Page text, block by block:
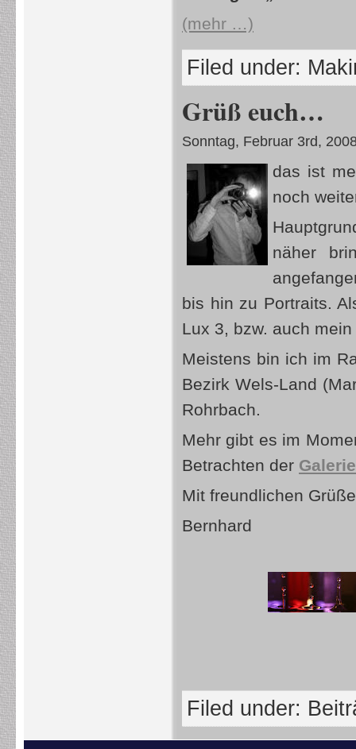
(mehr …)
Filed under:
Grüß euch…
Sonntag, Februar 3rd,
das ist
noch
näher
bis hin zu Portraits.
Lux 3, bzw. auch
Meistens bin ich im
Bezirk Wels-Land
Rohrbach.
Mehr gibt es im
Betrachten der Galerie
Mit freundlichen
Bernhard
Filed under: